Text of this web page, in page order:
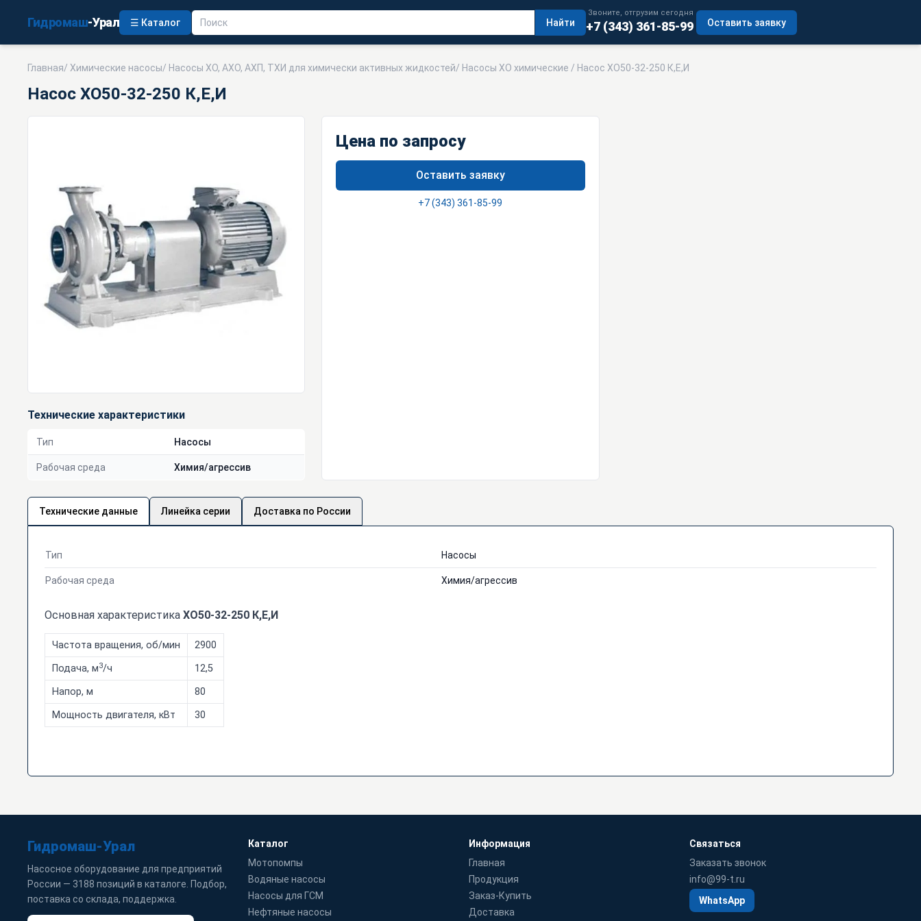
Гидромаш-Урал ☰ Каталог Найти
Звоните, отгрузим сегодня
+7 (343) 361-85-99 Оставить заявку
Главная/ Химические насосы/ Насосы ХО, АХО, АХП, ТХИ для химически активных жидкостей/ Насосы ХО химические / Насос ХО50-32-250 К,Е,И
Насос ХО50-32-250 К,Е,И
Технические характеристики
Тип Насосы
Рабочая среда Химия/агрессив
Цена по запросу
Оставить заявку
+7 (343) 361-85-99
Технические данные Линейка серии Доставка по России
Тип Насосы
Рабочая среда Химия/агрессив
Основная характеристика ХО50-32-250 К,Е,И
Частота вращения, об/мин
2900
Подача, м3/ч
12,5
Напор, м
80
Мощность двигателя, кВт
30
Гидромаш-Урал
Насосное оборудование для предприятий
России — 3188 позиций в каталоге. Подбор,
поставка со склада, поддержка.
Каталог
Мотопомпы
Водяные насосы
Насосы для ГСМ
Нефтяные насосы
Информация
Главная
Продукция
Заказ-Купить
Доставка
Связаться
Заказать звонок
info@99-t.ru
WhatsApp